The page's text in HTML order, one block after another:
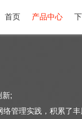
首页 产品中心
新;
管理实践，积累了